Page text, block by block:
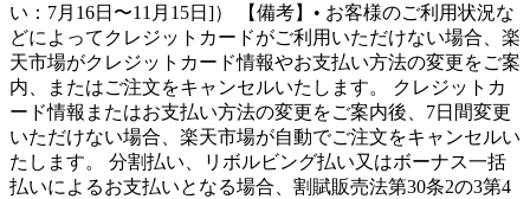
い：7月16日〜11月15日]） 【備考】• お客様のご利用状況な
どによってクレジットカードがご利用いただけない場合、楽
天市場がクレジットカード情報やお支払い方法の変更をご案
内、またはご注文をキャンセルいたします。 クレジットカ
ード情報またはお支払い方法の変更をご案内後、7日間変更
いただけない場合、楽天市場が自動でご注文をキャンセルい
たします。 分割払い、リボルビング払い又はボーナス一括
払いによるお支払いとなる場合、割賦販売法第30条2の3第4